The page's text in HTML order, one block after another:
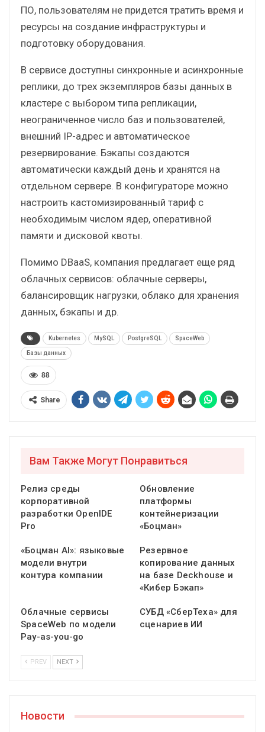
ПО, пользователям не придется тратить время и
ресурсы на создание инфраструктуры и
подготовку оборудования.
В сервисе доступны синхронные и асинхронные
реплики, до трех экземпляров базы данных в
кластере с выбором типа репликации,
неограниченное число баз и пользователей,
внешний IP-адрес и автоматическое
резервирование. Бэкапы создаются
автоматически каждый день и хранятся на
отдельном сервере. В конфигураторе можно
настроить кастомизированный тариф с
необходимым числом ядер, оперативной
памяти и дисковой квоты.
Помимо DBaaS, компания предлагает еще ряд
облачных сервисов: облачные серверы,
балансировщик нагрузки, облако для хранения
данных, бэкапы и др.
Kubernetes MySQL PostgreSQL SpaceWeb
Базы данных
88
Share
Вам Также Могут Понравиться
Релиз среды
корпоративной
разработки OpenIDE
Pro
Обновление
платформы
контейнеризации
«Боцман»
«Боцман AI»: языковые
модели внутри
контура компании
Резервное
копирование данных
на базе Deckhouse и
«Кибер Бэкап»
Облачные сервисы
SpaceWeb по модели
Pay-as-you-go
СУБД «СберТеха» для
сценариев ИИ
PREV NEXT
Новости